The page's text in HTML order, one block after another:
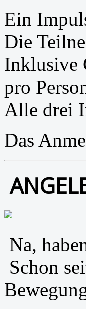
Ein
Die
Inklusive
pro
Alle drei
Das
Na,
Schon